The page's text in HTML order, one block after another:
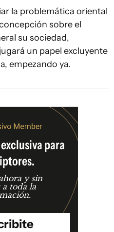
la problemática oriental
sobre el
su sociedad,
un papel excluyente
empezando ya.
para
y sin
toda la